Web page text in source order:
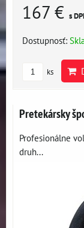
167 € s
Dostupnosť:
ks
Pretekársky
Profesionálne
druh...